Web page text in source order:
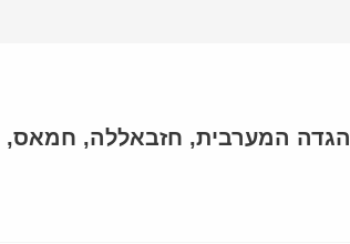
הגדה המערבית, חזבאללה, חמאס,